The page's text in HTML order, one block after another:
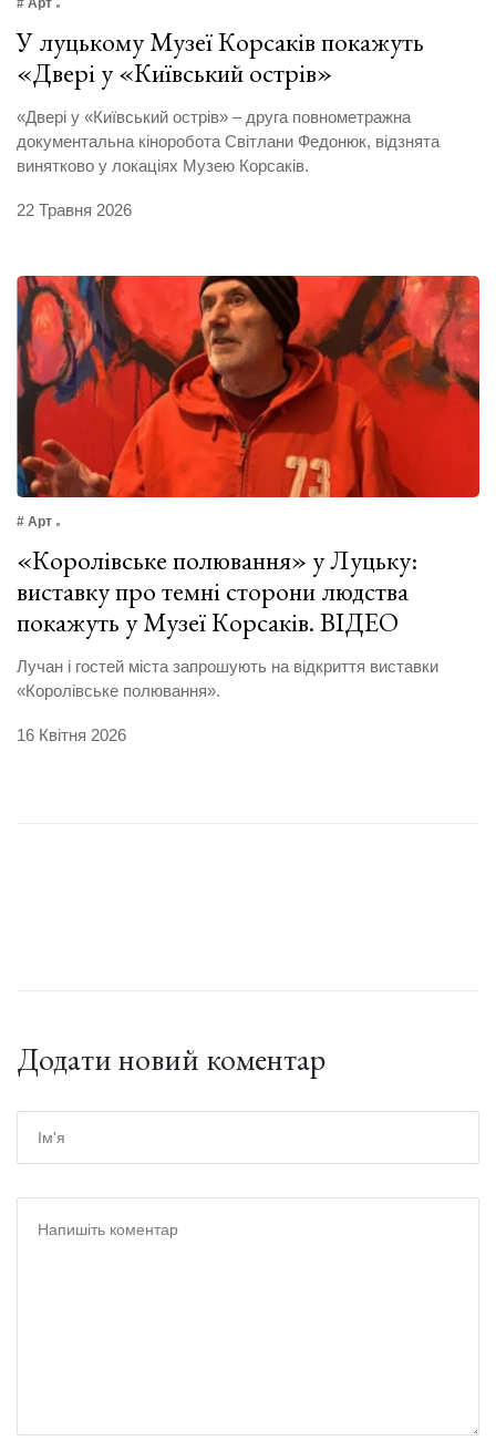
# Арт
У луцькому Музеї Корсаків покажуть
«Двері у «Київський острів»
«Двері у «Київський острів» – друга повнометражна
документальна кіноробота Світлани Федонюк, відзнята
винятково у локаціях Музею Корсаків.
22 Травня 2026
# Арт
«Королівське полювання» у Луцьку:
виставку про темні сторони людства
покажуть у Музеї Корсаків. ВІДЕО
Лучан і гостей міста запрошують на відкриття виставки
«Королівське полювання».
16 Квітня 2026
Додати новий коментар